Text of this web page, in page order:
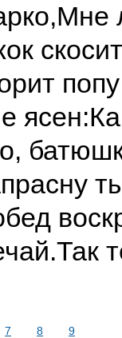
Мне
ясен:
Так
7 8 9